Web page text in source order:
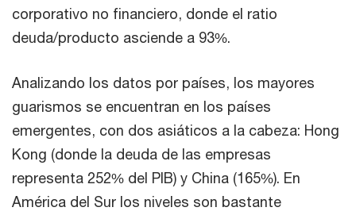
corporativo no financiero, donde el ratio
deuda/producto asciende a 93%.
Analizando los datos por países, los mayores
guarismos se encuentran en los países
emergentes, con dos asiáticos a la cabeza: Hong
Kong (donde la deuda de las empresas
representa 252% del PIB) y China (165%). En
América del Sur los niveles son bastante